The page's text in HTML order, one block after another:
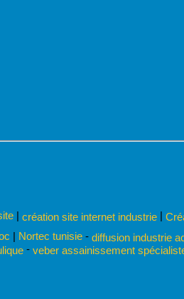
| création site internet industrie |
| Nortec tunisie - diffusion industrie
- veber assainissement